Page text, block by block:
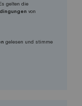
gelten die
von
gelesen und stimme